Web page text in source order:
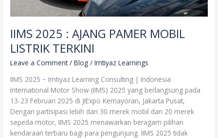
IIMS 2025 : AJANG PAMER MOBIL
LISTRIK TERKINI
Leave a Comment /Blog /Imtiyaz Learnings
IIMS 2025 ~ Imtiyaz Learning Consulting | Indonesia
International Motor Show (IIMS) 2025 yang berlangsung pada
13-23 Februari 2025 di JIExpo Kemayoran, Jakarta Pusat,
Dengan partisipasi lebih dari 30 merek mobil dan 20 merek
sepeda motor, IIMS 2025 menawarkan beragam pilihan
kendaraan terbaru bagi para pengunjung. IIMS 2025 tidak